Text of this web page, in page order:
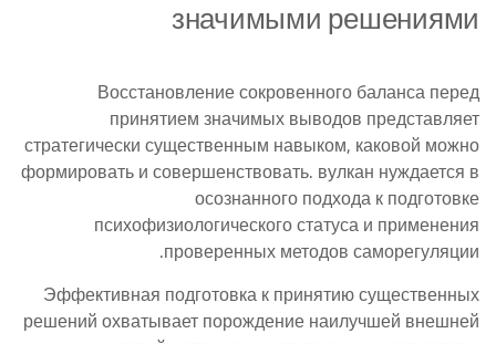
значимыми решениями
Восстановление сокровенного баланса перед
принятием значимых выводов представляет
стратегически существенным навыком, каковой можно
формировать и совершенствовать. вулкан нуждается в
осознанного подхода к подготовке
психофизиологического статуса и применения
проверенных методов саморегуляции.
Эффективная подготовка к принятию существенных
решений охватывает порождение наилучшей внешней